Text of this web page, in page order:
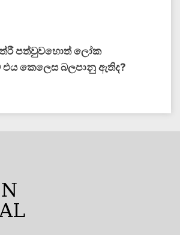
පත්වුවහොත් ලෝක
එය කෙලෙස බලපානු ඇතිද​?